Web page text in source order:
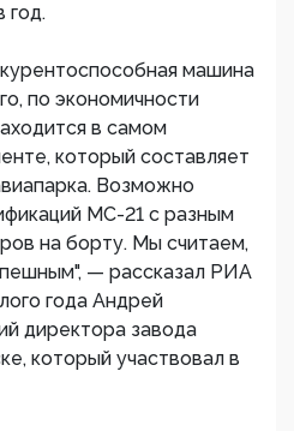
год.
машина
по экономичности
в самом
который составляет
Возможно
МС-21 с разным
на борту. Мы считаем,
— рассказал РИА
года Андрей
директора завода
который участвовал в